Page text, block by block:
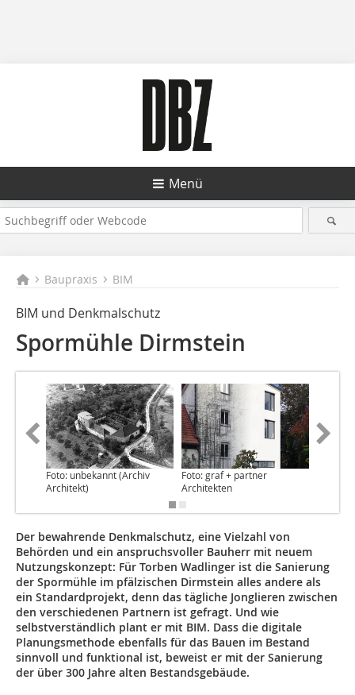
Menü
Baupraxis BIM
BIM und Denkmalschutz
Spormühle Dirmstein
Foto: unbekannt (Archiv
Architekt)
Foto: graf + partner
Architekten
Der bewahrende Denkmalschutz, eine Vielzahl von
Behörden und ein anspruchsvoller Bauherr mit neuem
Nutzungskonzept: Für Torben Wadlinger ist die Sanierung
der Spormühle im pfälzischen Dirmstein alles andere als
ein Standardprojekt, denn das tägliche Jonglieren zwischen
den verschiedenen Partnern ist gefragt. Und wie
selbstverständlich plant er mit BIM. Dass die digitale
Planungsmethode ebenfalls für das Bauen im Bestand
sinnvoll und funktional ist, beweist er mit der Sanierung
der über 300 Jahre alten Bestandsgebäude.